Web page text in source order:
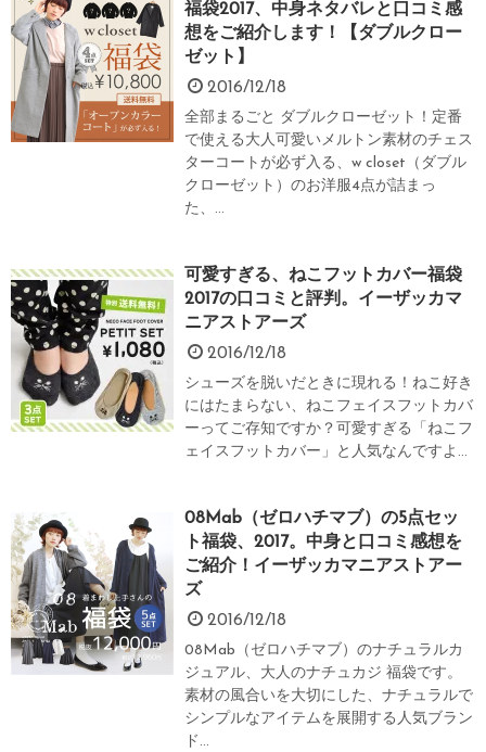
福袋2017、中身ネタバレと口コミ感
想をご紹介します！【ダブルクロー
ゼット】
2016/12/18
全部まるごと ダブルクローゼット！定番
で使える大人可愛いメルトン素材のチェス
ターコートが必ず入る、w closet（ダブル
クローゼット）のお洋服4点が詰まっ
た、...
可愛すぎる、ねこフットカバー福袋
2017の口コミと評判。イーザッカマ
ニアストアーズ
2016/12/18
シューズを脱いだときに現れる！ねこ好き
にはたまらない、ねこフェイスフットカバ
ーってご存知ですか？可愛すぎる「ねこフ
ェイスフットカバー」と人気なんですよ...
08Mab（ゼロハチマブ）の5点セッ
ト福袋、2017。中身と口コミ感想を
ご紹介！イーザッカマニアストアー
ズ
2016/12/18
08Mab（ゼロハチマブ）のナチュラルカ
ジュアル、大人のナチュカジ 福袋です。
素材の風合いを大切にした、ナチュラルで
シンプルなアイテムを展開する人気ブラン
ド...